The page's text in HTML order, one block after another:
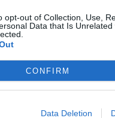
opt-out of Collection, Use,
Data that Is
CONFIRM
Data Deletion